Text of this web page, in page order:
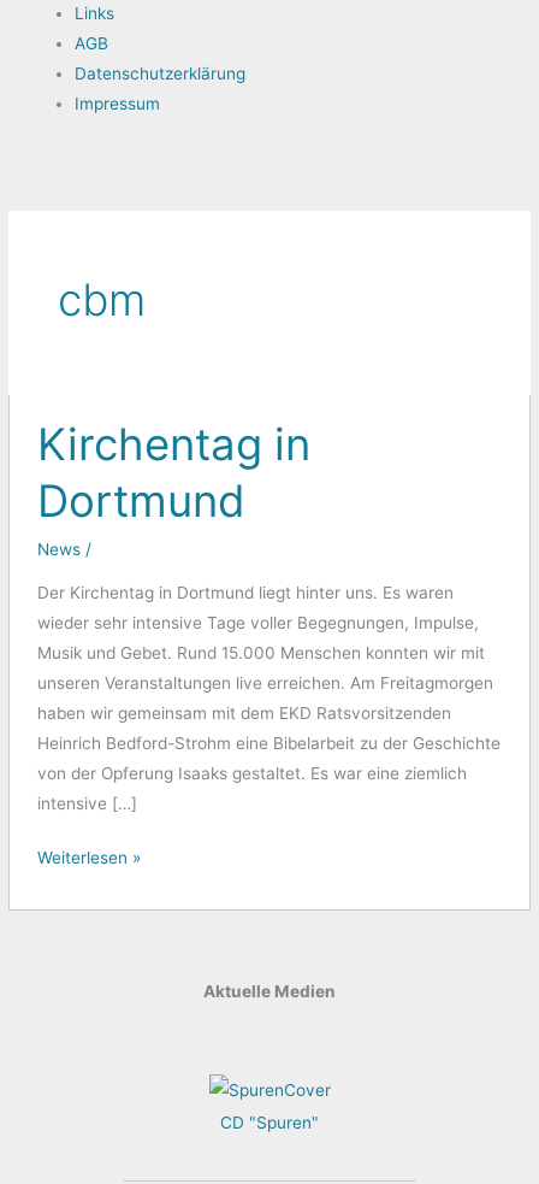
Links
AGB
Datenschutzerklärung
Impressum
cbm
Kirchentag in
Dortmund
News /
Der Kirchentag in Dortmund liegt hinter uns. Es waren
wieder sehr intensive Tage voller Begegnungen, Impulse,
Musik und Gebet. Rund 15.000 Menschen konnten wir mit
unseren Veranstaltungen live erreichen. Am Freitagmorgen
haben wir gemeinsam mit dem EKD Ratsvorsitzenden
Heinrich Bedford-Strohm eine Bibelarbeit zu der Geschichte
von der Opferung Isaaks gestaltet. Es war eine ziemlich
intensive […]
Kirchentag
in
Dortmund
Weiterlesen »
Aktuelle Medien
CD "Spuren"